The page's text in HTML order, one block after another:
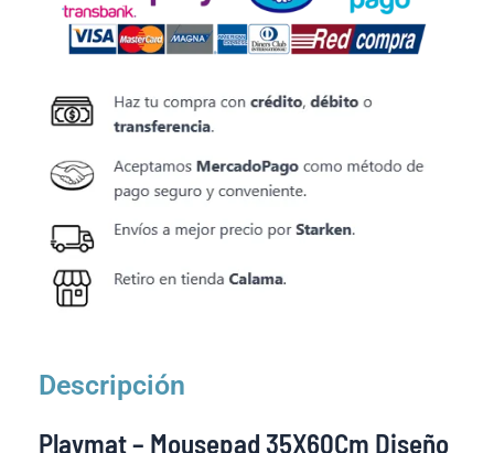
Descripción
Playmat – Mousepad 35X60Cm Diseño